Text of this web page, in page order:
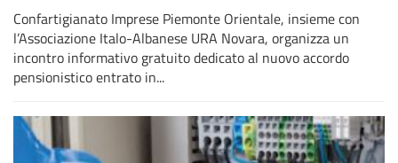
Confartigianato Imprese Piemonte Orientale, insieme con
l’Associazione Italo-Albanese URA Novara, organizza un
incontro informativo gratuito dedicato al nuovo accordo
pensionistico entrato in...